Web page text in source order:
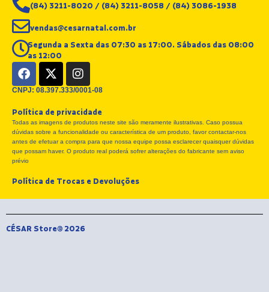
(84) 3211-8020 / (84) 3211-8058 / (84) 3086-1938
vendas@cesarnatal.com.br
Segunda a Sexta das 07:30 as 17:00. Sábados das 08:00
as 12:00
F
a
c
b
o
o
k
X
-
t
i
t
t
e
I
n
s
a
g
r
a
CNPJ: 08.397.333/0001-08
Política de privacidade
Todas as imagens de produtos neste site são meramente ilustrativas. Caso possua
dúvidas sobre a funcionalidade ou característica de um produto, favor contactar-nos
antes de efetuar a compra para que nossa equipe possa esclarecer quaisquer dúvidas
que possam haver. O produto real poderá sofrer alterações do fabricante sem aviso
prévio
Política de Trocas e Devoluções
CÉSAR Store® 2026